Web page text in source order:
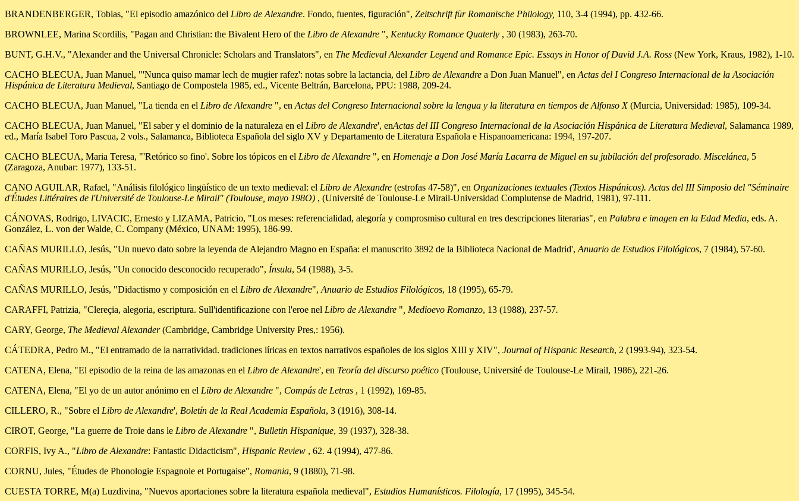
BRANDENBERGER, Tobias, "El episodio amazónico del Libro de Alexandre. Fondo, fuentes, figuración", Zeitschrift für Romanische Philology, 110, 3-4 (1994), pp. 432-66.
BROWNLEE, Marina Scordilis, "Pagan and Christian: the Bivalent Hero of the Libro de Alexandre ", Kentucky Romance Quaterly , 30 (1983), 263-70.
BUNT, G.H.V., "Alexander and the Universal Chronicle: Scholars and Translators", en The Medieval Alexander Legend and Romance Epic. Essays in Honor of David J.A. Ross (New York, Kraus, 1982), 1-10.
CACHO BLECUA, Juan Manuel, "'Nunca quiso mamar lech de mugier rafez': notas sobre la lactancia, del Libro de Alexandre a Don Juan Manuel", en Actas del I Congreso Internacional de la Asociación
Hispánica de Literatura Medieval, Santiago de Compostela 1985, ed., Vicente Beltrán, Barcelona, PPU: 1988, 209-24.
CACHO BLECUA, Juan Manuel, "La tienda en el Libro de Alexandre ", en Actas del Congreso Internacional sobre la lengua y la literatura en tiempos de Alfonso X(Murcia, Universidad: 1985), 109-34.
CACHO BLECUA, Juan Manuel, "El saber y el dominio de la naturaleza en el Libro de Alexandre', enActas del III Congreso Internacional de la Asociación Hispánica de Literatura Medieval, Salamanca 1989,
ed., María Isabel Toro Pascua, 2 vols., Salamanca, Biblioteca Española del siglo XV y Departamento de Literatura Española e Hispanoamericana: 1994, 197-207.
CACHO BLECUA, Maria Teresa, "'Retórico so fino'. Sobre los tópicos en el Libro de Alexandre ", en Homenaje a Don José María Lacarra de Miguel en su jubilación del profesorado. Miscelánea, 5
(Zaragoza, Anubar: 1977), 133-51.
CANO AGUILAR, Rafael, "Análisis filológico lingüístico de un texto medieval: el Libro de Alexandre (estrofas 47-58)", en Organizaciones textuales (Textos Hispánicos). Actas del III Simposio del "Séminaire
d'Études Littéraires de l'Université de Toulouse-Le Mirail" (Toulouse, mayo 198O) , (Université de Toulouse-Le Mirail-Universidad Complutense de Madrid, 1981), 97-111.
CÁNOVAS, Rodrigo, LIVACIC, Ernesto y LIZAMA, Patricio, "Los meses: referencialidad, alegoría y comprosmiso cultural en tres descripciones literarias", en Palabra e imagen en la Edad Media, eds. A.
González, L. von der Walde, C. Company (México, UNAM: 1995), 186-99.
CAÑAS MURILLO, Jesús, "Un nuevo dato sobre la leyenda de Alejandro Magno en España: el manuscrito 3892 de la Biblioteca Nacional de Madrid', Anuario de Estudios Filológicos, 7 (1984), 57-60.
CAÑAS MURILLO, Jesús, "Un conocido desconocido recuperado", Ínsula, 54 (1988), 3-5.
CAÑAS MURILLO, Jesús, "Didactismo y composición en el Libro de Alexandre", Anuario de Estudios Filológicos, 18 (1995), 65-79.
CARAFFI, Patrizia, "Clereçia, alegoria, escriptura. Sull'identificazione con l'eroe nel Libro de Alexandre " , Medioevo Romanzo, 13 (1988), 237-57.
CARY, George, The Medieval Alexander(Cambridge, Cambridge University Pres,: 1956).
CÁTEDRA, Pedro M., "El entramado de la narratividad. tradiciones líricas en textos narrativos españoles de los siglos XIII y XIV", Journal of Hispanic Research, 2 (1993-94), 323-54.
CATENA, Elena, "El episodio de la reina de las amazonas en el Libro de Alexandre', en Teoría del discurso poético (Toulouse, Université de Toulouse-Le Mirail, 1986), 221-26.
CATENA, Elena, "El yo de un autor anónimo en el Libro de Alexandre ", Compás de Letras , 1 (1992), 169-85.
CILLERO, R., "Sobre el Libro de Alexandre', Boletín de la Real Academia Española, 3 (1916), 308-14.
CIROT, George, "La guerre de Troie dans le Libro de Alexandre ", Bulletin Hispanique, 39 (1937), 328-38.
CORFIS, Ivy A., "Libro de Alexandre: Fantastic Didacticism", Hispanic Review , 62. 4 (1994), 477-86.
CORNU, Jules, "Études de Phonologie Espagnole et Portugaise", Romania, 9 (1880), 71-98.
CUESTA TORRE, M(a) Luzdivina, "Nuevos aportaciones sobre la literatura española medieval", Estudios Humanísticos. Filología, 17 (1995), 345-54.